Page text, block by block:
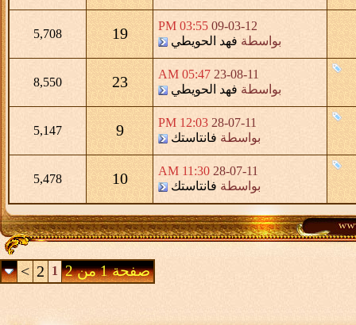
09-03-12
03:55 PM
بواسطة فهد الحويطي 19
5,708
23-08-11
05:47 AM
بواسطة فهد الحويطي 23
8,550
28-07-11
12:03 PM
بواسطة فانتاستك 9
5,147
28-07-11
11:30 AM
بواسطة فانتاستك 10
5,478
صفحة 1 من 2 1
2
>